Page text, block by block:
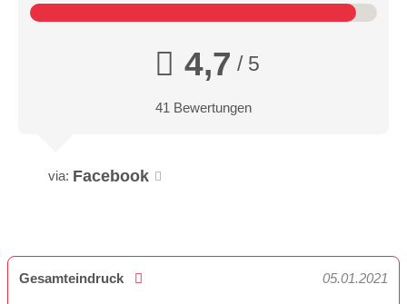
4,7 / 5
41 Bewertungen
via: Facebook
Gesamteindruck 05.01.2021